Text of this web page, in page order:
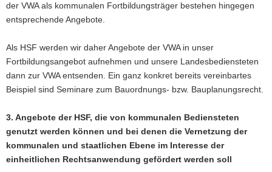
der VWA als kommunalen Fortbildungsträger bestehen hingegen
entsprechende Angebote.
Als HSF werden wir daher Angebote der VWA in unser
Fortbildungsangebot aufnehmen und unsere Landesbediensteten
dann zur VWA entsenden. Ein ganz konkret bereits vereinbartes
Beispiel sind Seminare zum Bauordnungs- bzw. Bauplanungsrecht.
3. Angebote der HSF, die von kommunalen Bediensteten
genutzt werden können und bei denen die Vernetzung der
kommunalen und staatlichen Ebene im Interesse der
einheitlichen Rechtsanwendung gefördert werden soll